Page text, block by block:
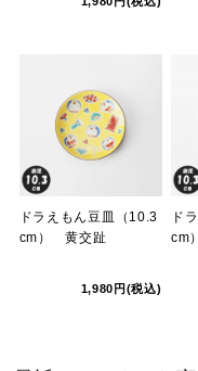
ドラえもん豆皿（10.3
cm） 黄交趾
1,980円(税込)
ド
cm